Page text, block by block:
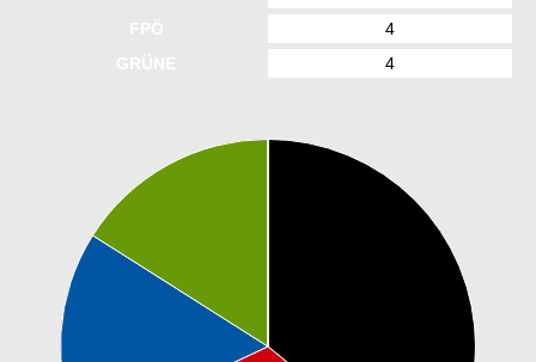
4
4